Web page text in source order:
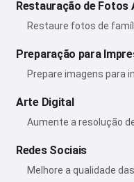
Restauração de Fotos
Restaure fotos de
Preparação para
Prepare imagens para
Arte Digital
Aumente a resolução
Redes Sociais
Melhore a qualidade